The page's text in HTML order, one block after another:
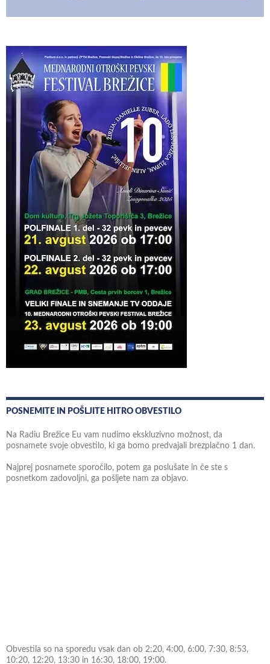
POSNEMITE IN POŠLJITE HITRO OBVESTILO
Na Radiu Brežice Eu vam nudimo ekskluzivno možnost, da
posnamete svoje obvestilo, ki ga bomo predvajali brezplačno 1 dan.
Najprej posnamete sporočilo, potem ga poslušate in če ste s
posnetkom zadovoljni, ga pošljete nam za objavo.
Obvestila so na sporedu vsak dan ob 2:20, 4:00, 6:00, 7:30, 8:53,
10:20, 12:20, 13:30 in 16:30, 18:00, 19:00.